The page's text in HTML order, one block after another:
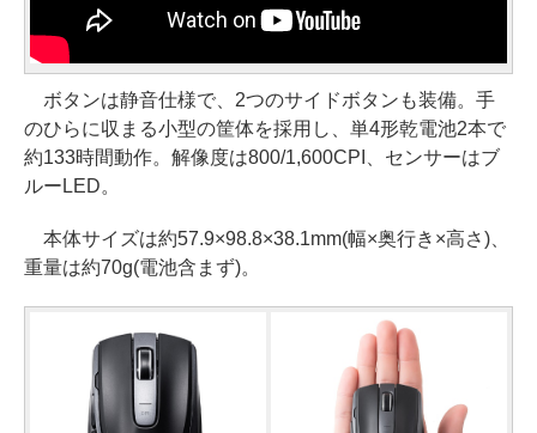
ボタンは静音仕様で、2つのサイドボタンも装備。手
のひらに収まる小型の筐体を採用し、単4形乾電池2本で
約133時間動作。解像度は800/1,600CPI、センサーはブ
ルーLED。
本体サイズは約57.9×98.8×38.1mm(幅×奥行き×高さ)、
重量は約70g(電池含まず)。